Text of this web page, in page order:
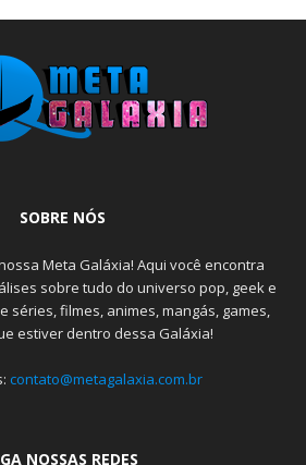
SOBRE NÓS
Meta Galáxia! Aqui você encontra
sobre tudo do universo pop, geek e
séries, filmes, animes, mangás, games,
estiver dentro dessa Galáxia!
contato@metagalaxia.com.br
NOSSAS REDES